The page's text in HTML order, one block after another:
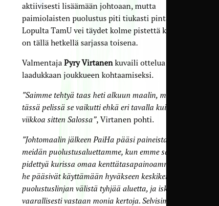
aktiivisesti lisäämään johtoaan, mutta
paimiolaisten puolustus piti tiukasti pintansa.
Lopulta TamU vei täydet kolme pistettä kotiin ja
on tällä hetkellä sarjassa toisena.
Valmentaja Pyry Virtanen kuvaili ottelua kahden
laadukkaan joukkueen kohtaamiseksi.
”Saimme tehtyä taas heti alkuun maalin, mutta
tässä pelissä se vaikutti ehkä eri tavalla kuin pari
viikkoa sitten Salossa”, Virtanen pohti.
”Johtomaalin jälkeen PaiHa pääsi paineistamaan
meidän puolustusaluettamme, kun emme saaneet
pidettyä kurissa omaa kenttätasapainoamme. Näin
he pääsivät käyttämään hyväkseen keskikentän ja
puolustuslinjan välistä tyhjää aluetta, ja iskivät
vaarallisesti vastaan monia kertoja. Selvisimme